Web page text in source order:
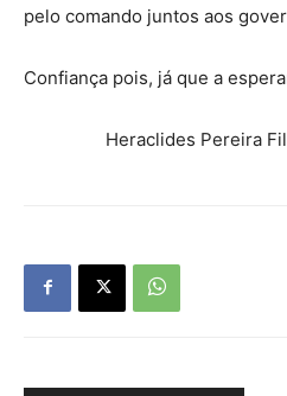
pelo comando juntos aos
Confiança pois, já que a
Heraclides Pereira